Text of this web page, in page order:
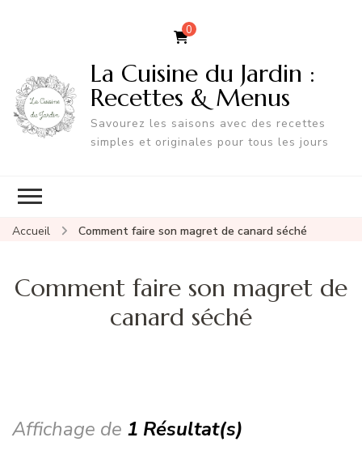
0
La Cuisine du Jardin :
Recettes & Menus
Savourez les saisons avec des recettes
simples et originales pour tous les jours
Accueil Comment faire son magret de canard séché
Comment faire son magret de
canard séché
Affichage de 1 Résultat(s)